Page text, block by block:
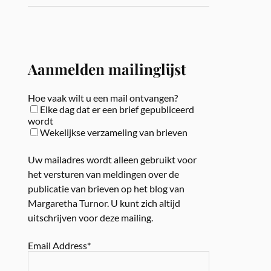
Aanmelden mailinglijst
Hoe vaak wilt u een mail ontvangen?
Elke dag dat er een brief gepubliceerd
wordt
Wekelijkse verzameling van brieven
Uw mailadres wordt alleen gebruikt voor
het versturen van meldingen over de
publicatie van brieven op het blog van
Margaretha Turnor. U kunt zich altijd
uitschrijven voor deze mailing.
Email Address*